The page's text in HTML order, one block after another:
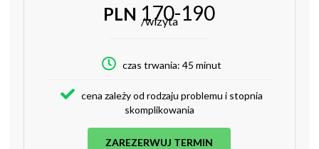
PLN 170-190
/wizyta
czas trwania: 45 minut
cena zależy od rodzaju problemu i stopnia
skomplikowania
ZAREZERWUJ TERMIN